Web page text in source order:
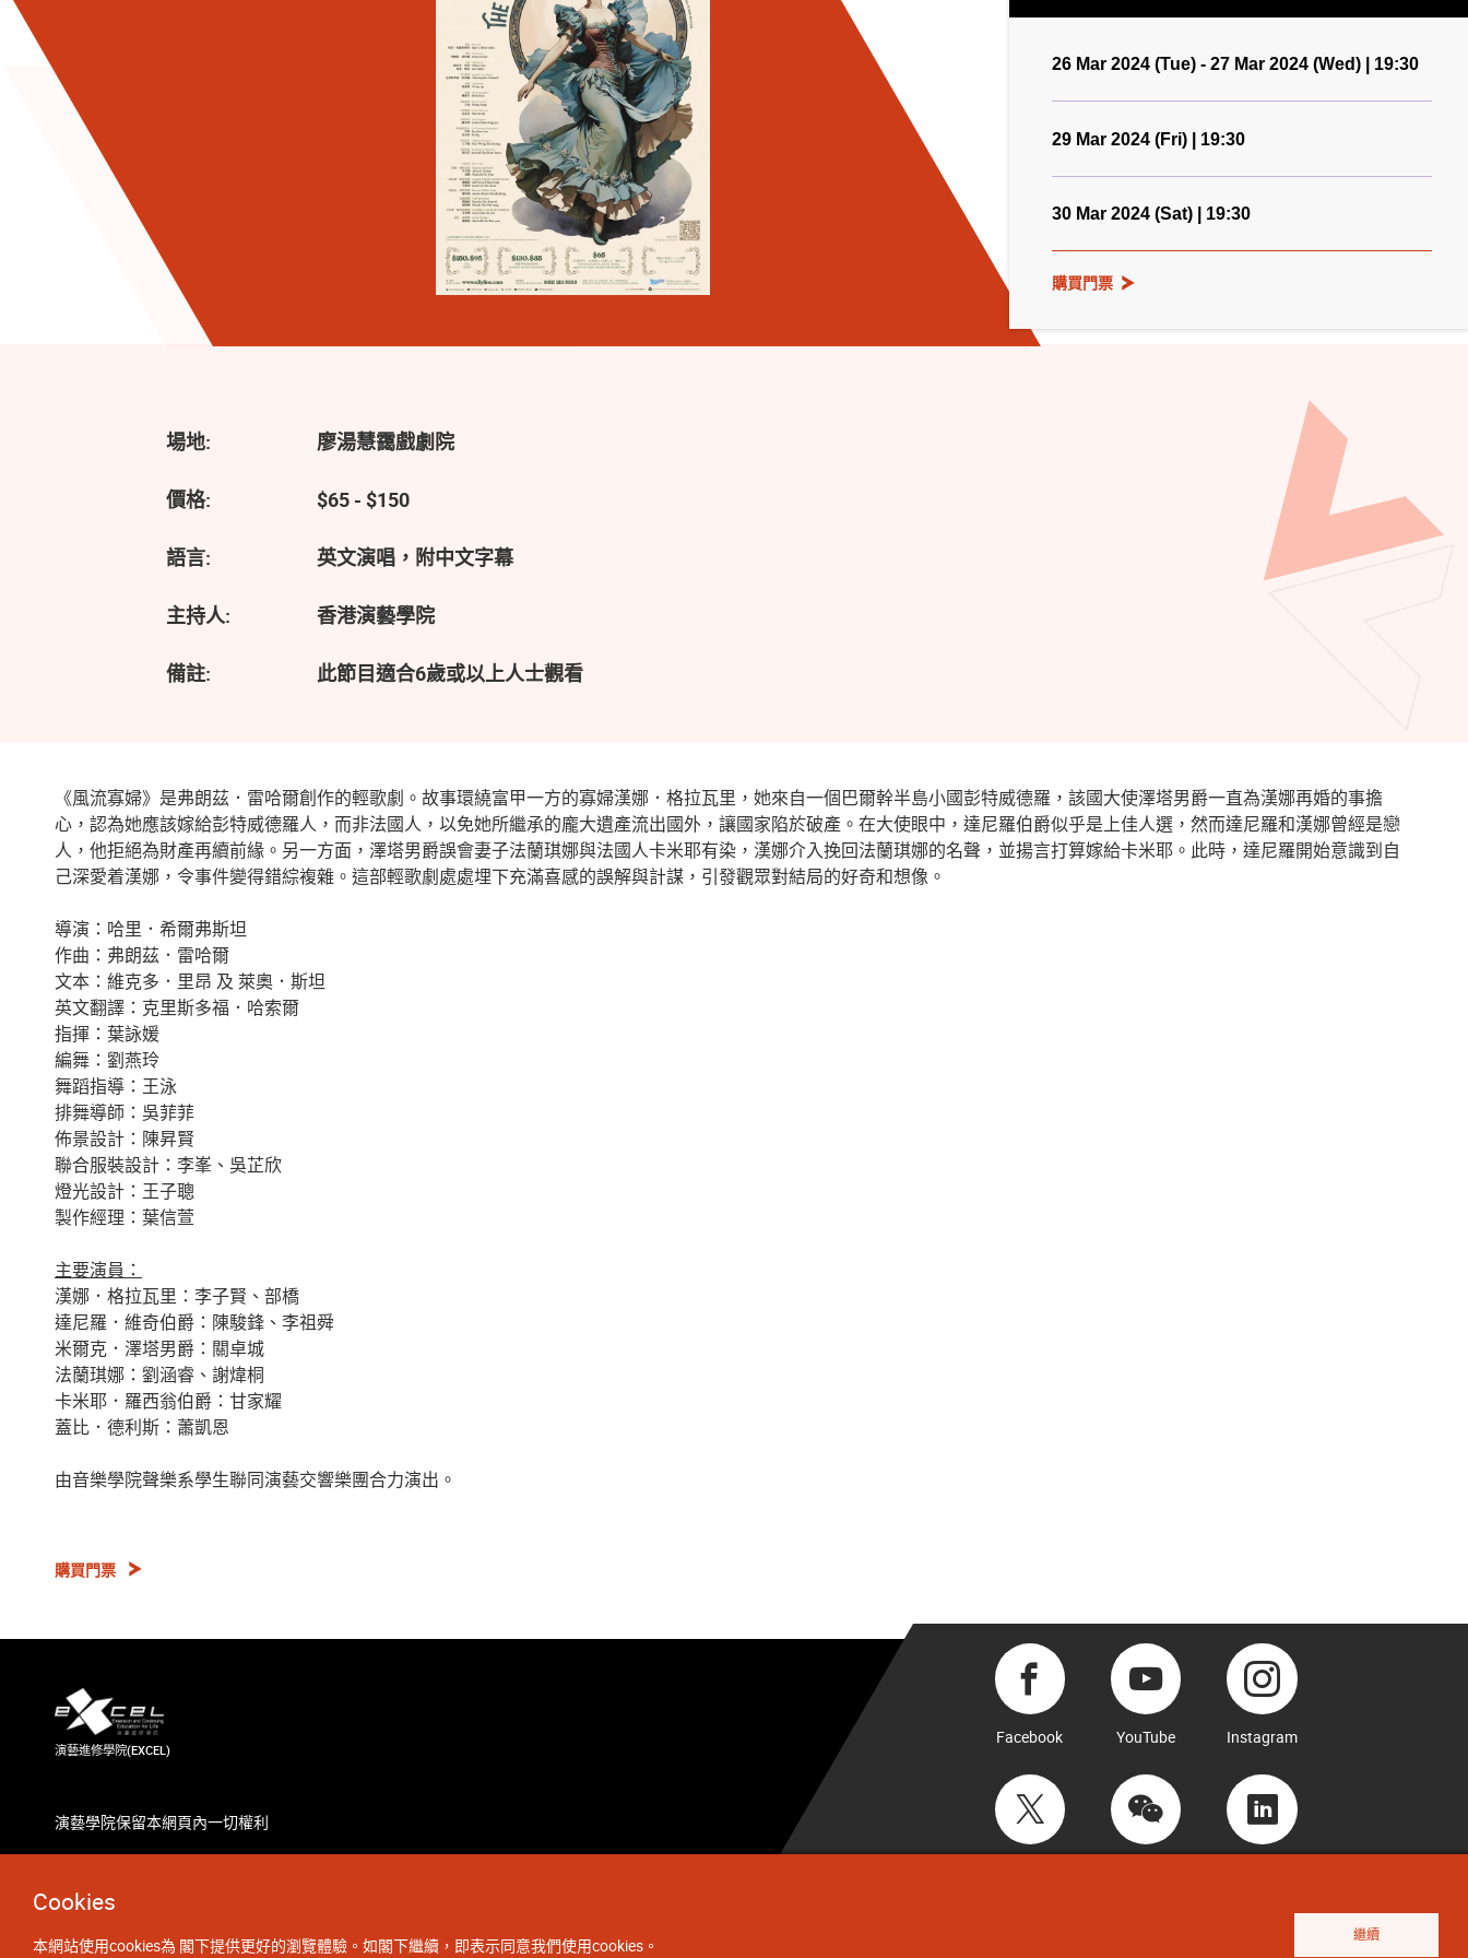
Cookies
本網站使用cookies為 閣下提供更好的瀏覽體驗。如閣下繼續，即表示同意我們使用cookies。
繼續
26 Mar 2024 (Tue) - 27 Mar 2024 (Wed) | 19:30
29 Mar 2024 (Fri) | 19:30
30 Mar 2024 (Sat) | 19:30
購買門票
場地: 廖湯慧靄戲劇院
價格: $65 - $150
語言: 英文演唱，附中文字幕
主持人: 香港演藝學院
備註: 此節目適合6歲或以上人士觀看
《風流寡婦》是弗朗茲．雷哈爾創作的輕歌劇。故事環繞富甲一方的寡婦漢娜．格拉瓦里，她來自一個巴爾幹半島小國彭特威德羅，該國大使澤塔男爵一直為漢娜再婚的事擔
心，認為她應該嫁給彭特威德羅人，而非法國人，以免她所繼承的龐大遺產流出國外，讓國家陷於破產。在大使眼中，達尼羅伯爵似乎是上佳人選，然而達尼羅和漢娜曾經是戀
人，他拒絕為財產再續前緣。另一方面，澤塔男爵誤會妻子法蘭琪娜與法國人卡米耶有染，漢娜介入挽回法蘭琪娜的名聲，並揚言打算嫁給卡米耶。此時，達尼羅開始意識到自
己深愛着漢娜，令事件變得錯綜複雜。這部輕歌劇處處埋下充滿喜感的誤解與計謀，引發觀眾對結局的好奇和想像。
導演：哈里．希爾弗斯坦
作曲：弗朗茲．雷哈爾
文本：維克多．里昂 及 萊奧．斯坦
英文翻譯：克里斯多福．哈索爾
指揮：葉詠媛
編舞：劉燕玲
舞蹈指導：王泳
排舞導師：吳菲菲
佈景設計：陳昇賢
聯合服裝設計：李峯、吳芷欣
燈光設計：王子聰
製作經理：葉信萱
主要演員：
漢娜．格拉瓦里：李子賢、部橋
達尼羅．維奇伯爵：陳駿鋒、李祖舜
米爾克．澤塔男爵：關卓城
法蘭琪娜：劉涵睿、謝煒桐
卡米耶．羅西翁伯爵：甘家耀
蓋比．德利斯：蕭凱恩
由音樂學院聲樂系學生聯同演藝交響樂團合力演出。
購買門票
演藝進修學院(EXCEL)
演藝學院保留本網頁內一切權利
Facebook YouTube Instagram